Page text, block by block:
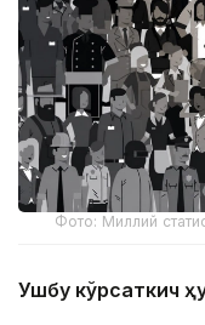
Фото: Миллий
Ушбу кўрсаткич